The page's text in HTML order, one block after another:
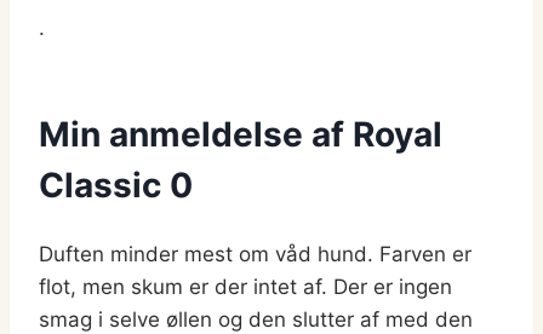
.
Min anmeldelse af Royal
Classic 0
Duften minder mest om våd hund. Farven er
flot, men skum er der intet af. Der er ingen
smag i selve øllen og den slutter af med den